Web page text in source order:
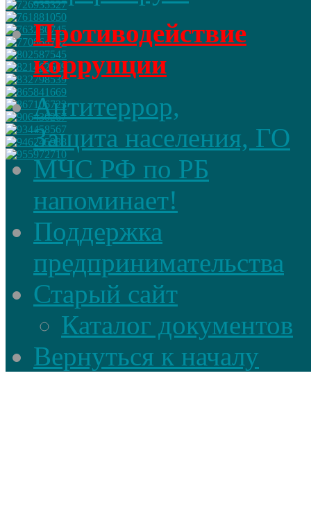
Противодействие
коррупции
Антитеррор,
Защита населения, ГО
МЧС РФ по РБ
напоминает!
Поддержка
предпринимательства
Старый сайт
Каталог документов
Вернуться к началу